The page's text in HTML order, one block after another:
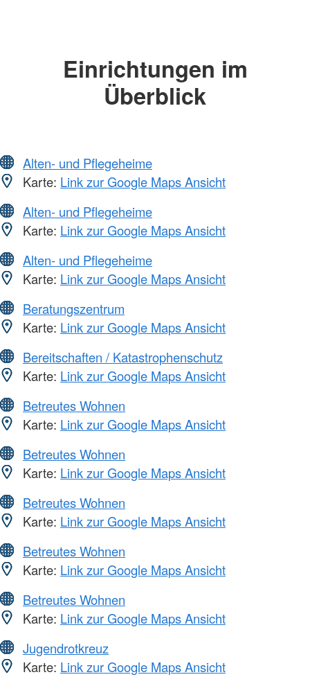
Einrichtungen im
Überblick
Alten- und Pflegeheime
Karte: Link zur Google Maps Ansicht
Alten- und Pflegeheime
Karte: Link zur Google Maps Ansicht
Alten- und Pflegeheime
Karte: Link zur Google Maps Ansicht
Beratungszentrum
Karte: Link zur Google Maps Ansicht
Bereitschaften / Katastrophenschutz
Karte: Link zur Google Maps Ansicht
Betreutes Wohnen
Karte: Link zur Google Maps Ansicht
Betreutes Wohnen
Karte: Link zur Google Maps Ansicht
Betreutes Wohnen
Karte: Link zur Google Maps Ansicht
Betreutes Wohnen
Karte: Link zur Google Maps Ansicht
Betreutes Wohnen
Karte: Link zur Google Maps Ansicht
Jugendrotkreuz
Karte: Link zur Google Maps Ansicht